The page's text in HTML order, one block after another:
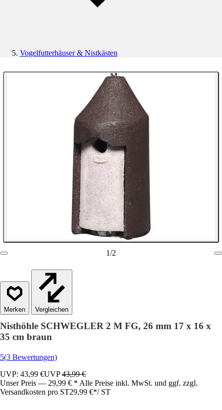
Vogelfutterhäuser & Nistkästen
1/2
Vergleichen
Nisthöhle SCHWEGLER 2 M FG, 26 mm 17 x 16 x
35 cm braun
5(3 Bewertungen)
UVP: 43,99 €UVP43,99 €
Unser Preis — 29,99 € * Alle Preise inkl. MwSt. und ggf. zzgl.
Versandkosten pro ST29,99 €*/ ST